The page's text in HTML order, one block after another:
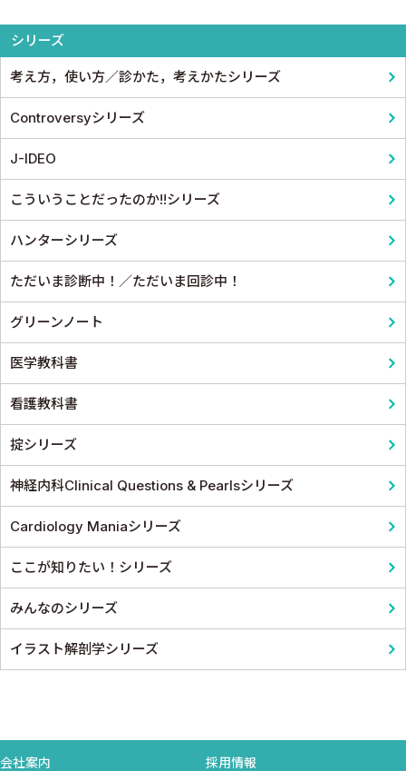
スポーツ医学
シリーズ
考え方，使い方／診かた，考えかたシリーズ
Controversyシリーズ
J-IDEO
こういうことだったのか!!シリーズ
ハンターシリーズ
ただいま診断中！／ただいま回診中！
グリーンノート
医学教科書
看護教科書
掟シリーズ
神経内科Clinical Questions & Pearlsシリーズ
Cardiology Maniaシリーズ
ここが知りたい！シリーズ
みんなのシリーズ
イラスト解剖学シリーズ
会社案内 採用情報